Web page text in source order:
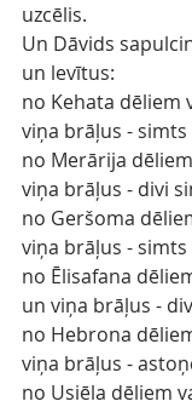
uzcēlis.
Un Dāvids
un levītus:
no Kehata dēliem
viņa brāļus -
no Merārija
viņa brāļus - divi
no Geršoma
viņa brāļus -
no Ēlisafana
un viņa brāļus -
no Hebrona
viņa brāļus -
no Usiēla dēliem